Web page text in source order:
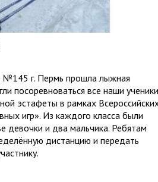
№145 г. Пермь прошла лыжная
посоревноваться все наши
эстафеты в рамках
игр». Из каждого класса были
девочки и два мальчика. Ребятам
дистанцию и передать